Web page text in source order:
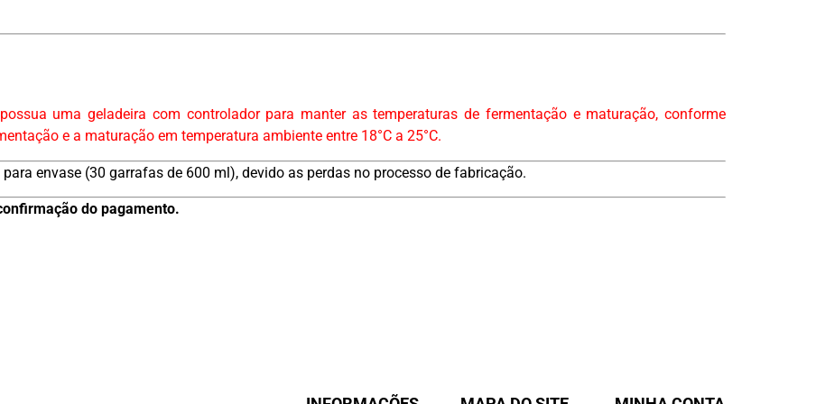
uma geladeira com controlador para manter as temperaturas de fermentação e maturação, conforme
e a maturação em temperatura ambiente entre 18°C a 25°C.
envase (30 garrafas de 600 ml), devido as perdas no processo de fabricação.
do pagamento.